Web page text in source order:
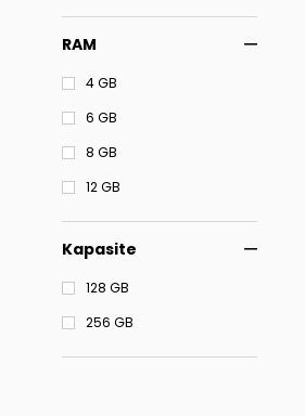
RAM
4 GB
6 GB
8 GB
12 GB
Kapasite
128 GB
256 GB